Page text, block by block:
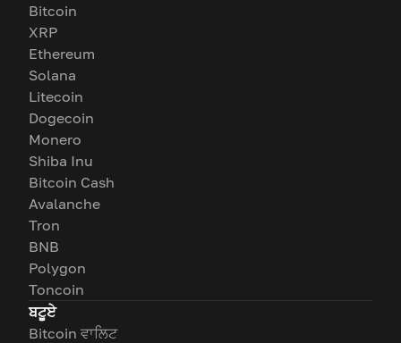
Bitcoin
XRP
Ethereum
Solana
Litecoin
Dogecoin
Monero
Shiba Inu
Bitcoin Cash
Avalanche
Tron
BNB
Polygon
Toncoin
ਬਟੂਏ
Bitcoin ਵਾਲਿਟ